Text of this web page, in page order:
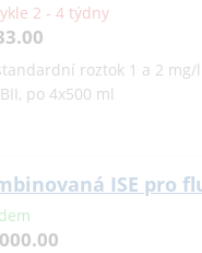
2 - 4 týdny
roztok 1 a 2 mg/l
po 4x500 ml
ISE pro